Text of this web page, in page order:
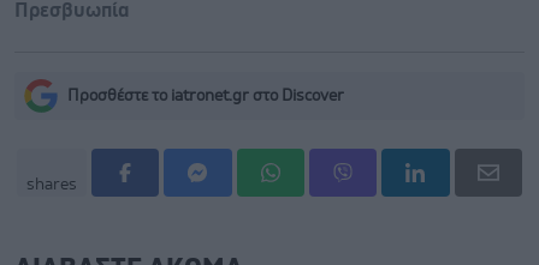
Πρεσβυωπία
Προσθέστε το iatronet.gr στο Discover
shares